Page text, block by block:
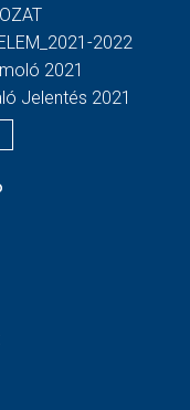
2022
2021
Jelentés 2021